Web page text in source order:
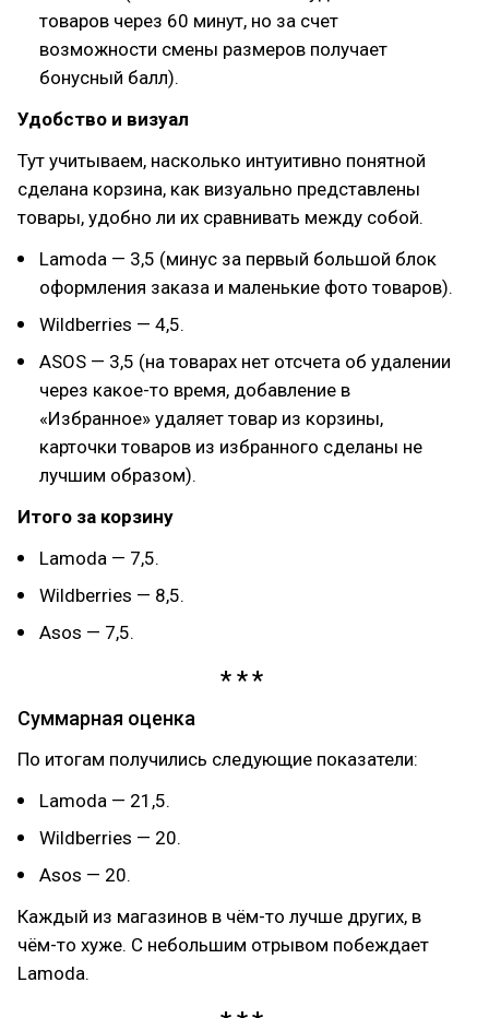
товаров через 60 минут, но за счет
возможности смены размеров получает
бонусный балл).
Удобство и визуал
Тут учитываем, насколько интуитивно понятной
сделана корзина, как визуально представлены
товары, удобно ли их сравнивать между собой.
Lamoda — 3,5 (минус за первый большой блок
оформления заказа и маленькие фото товаров).
Wildberries — 4,5.
ASOS — 3,5 (на товарах нет отсчета об удалении
через какое-то время, добавление в
«Избранное» удаляет товар из корзины,
карточки товаров из избранного сделаны не
лучшим образом).
Итого за корзину
Lamoda — 7,5.
Wildberries — 8,5.
Asos — 7,5.
Суммарная оценка
По итогам получились следующие показатели:
Lamoda — 21,5.
Wildberries — 20.
Asos — 20.
Каждый из магазинов в чём-то лучше других, в
чём-то хуже. С небольшим отрывом побеждает
Lamoda.